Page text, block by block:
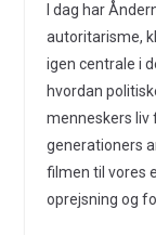
I dag har
autoritarisme,
igen centrale i
hvordan
menneskers liv
generationers
filmen til vores
oprejsning og